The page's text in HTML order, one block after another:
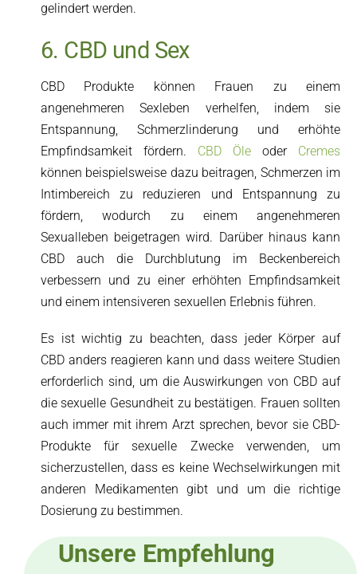
gelindert werden.
6. CBD und Sex
CBD Produkte können Frauen zu einem
angenehmeren Sexleben verhelfen, indem sie
Entspannung, Schmerzlinderung und erhöhte
Empfindsamkeit fördern. CBD Öle oder Cremes
können beispielsweise dazu beitragen, Schmerzen im
Intimbereich zu reduzieren und Entspannung zu
fördern, wodurch zu einem angenehmeren
Sexualleben beigetragen wird. Darüber hinaus kann
CBD auch die Durchblutung im Beckenbereich
verbessern und zu einer erhöhten Empfindsamkeit
und einem intensiveren sexuellen Erlebnis führen.
Es ist wichtig zu beachten, dass jeder Körper auf
CBD andersreagieren kann und dass weitere Studien
erforderlich sind, um die Auswirkungen von CBD auf
die sexuelle Gesundheit zu bestätigen. Frauen sollten
auch immer mit ihrem Arzt sprechen, bevor sie CBD-
Produkte für sexuelle Zwecke verwenden, um
sicherzustellen, dass es keine Wechselwirkungen mit
anderen Medikamenten gibt und um die richtige
Dosierung zu bestimmen.
Unsere Empfehlung